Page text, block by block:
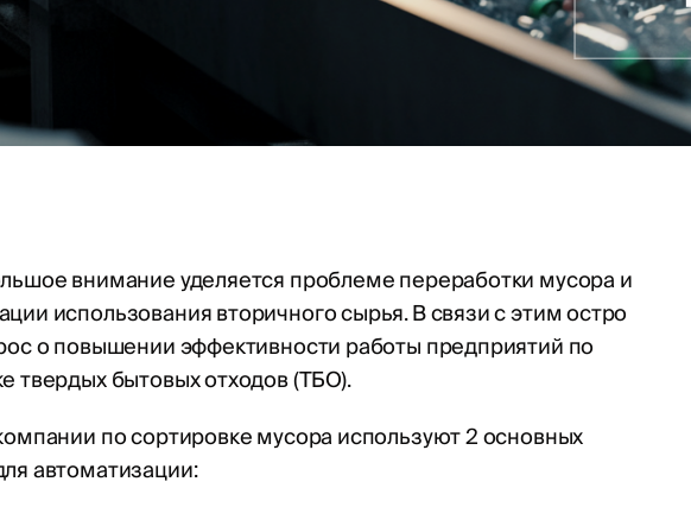
внимание уделяется проблеме переработки мусора и
использования вторичного сырья. В связи с этим остро
о повышении эффективности работы предприятий по
твердых бытовых отходов (ТБО).
по сортировке мусора используют 2 основных
автоматизации: